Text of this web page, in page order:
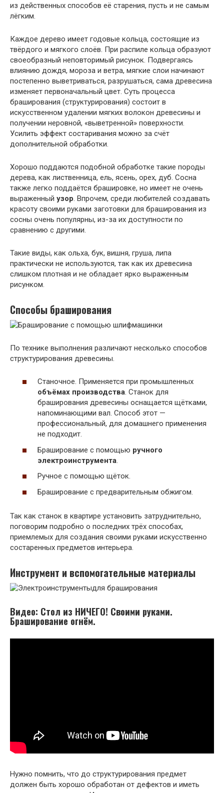
из действенных способов её старения, пусть и не самым
лёгким.
Каждое дерево имеет годовые кольца, состоящие из
твёрдого и мягкого слоёв. При распиле кольца образуют
своеобразный неповторимый рисунок. Подвергаясь
влиянию дождя, мороза и ветра, мягкие слои начинают
постепенно выветриваться, разрушаться, сама древесина
изменяет первоначальный цвет. Суть процесса
браширования (структурирования) состоит в
искусственном удалении мягких волокон древесины и
получении неровной, «выветренной» поверхности.
Усилить эффект состаривания можно за счёт
дополнительной обработки.
Хорошо поддаются подобной обработке такие породы
дерева, как лиственница, ель, ясень, орех, дуб. Сосна
также легко поддаётся брашировке, но имеет не очень
выраженный узор. Впрочем, среди любителей создавать
красоту своими руками заготовки для браширования из
сосны очень популярны, из-за их доступности по
сравнению с другими.
Такие виды, как ольха, бук, вишня, груша, липа
практически не используются, так как их древесина
слишком плотная и не обладает ярко выраженным
рисунком.
Способы браширования
По технике выполнения различают несколько способов
структурирования древесины.
Станочное. Применяется при промышленных
объёмах производства. Станок для
браширования древесины оснащается щётками,
напоминающими вал. Способ этот —
профессиональный, для домашнего применения
не подходит.
Браширование с помощью ручного
электроинструмента.
Ручное с помощью щёток.
Браширование с предварительным обжигом.
Так как станок в квартире установить затруднительно,
поговорим подробно о последних трёх способах,
приемлемых для создания своими руками искусственно
состаренных предметов интерьера.
Инструмент и вспомогательные материалы
Видео: Стол из НИЧЕГО! Своими руками.
Браширование огнём.
Нужно помнить, что до структурирования предмет
должен быть хорошо обработан от дефектов и иметь